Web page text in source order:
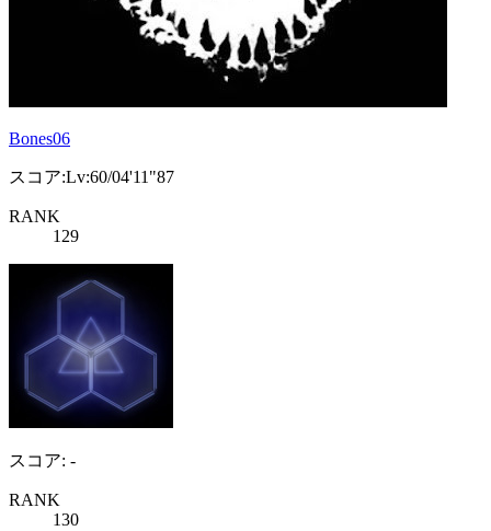
Bones06
スコア:Lv:60/04'11"87
RANK
129
スコア: -
RANK
130